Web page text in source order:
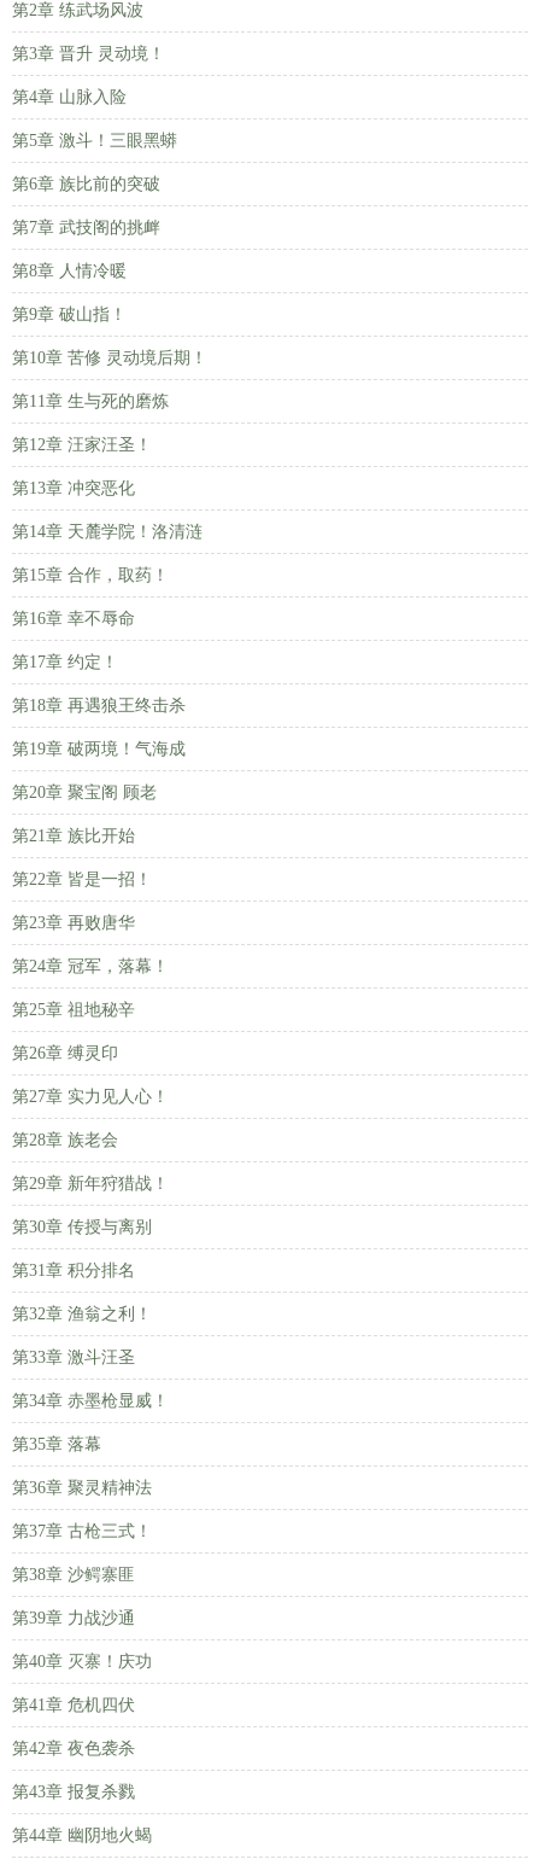
第2章 练武场风波
第3章 晋升 灵动境！
第4章 山脉入险
第5章 激斗！三眼黑蟒
第6章 族比前的突破
第7章 武技阁的挑衅
第8章 人情冷暖
第9章 破山指！
第10章 苦修 灵动境后期！
第11章 生与死的磨炼
第12章 汪家汪圣！
第13章 冲突恶化
第14章 天麓学院！洛清涟
第15章 合作，取药！
第16章 幸不辱命
第17章 约定！
第18章 再遇狼王终击杀
第19章 破两境！气海成
第20章 聚宝阁 顾老
第21章 族比开始
第22章 皆是一招！
第23章 再败唐华
第24章 冠军，落幕！
第25章 祖地秘辛
第26章 缚灵印
第27章 实力见人心！
第28章 族老会
第29章 新年狩猎战！
第30章 传授与离别
第31章 积分排名
第32章 渔翁之利！
第33章 激斗汪圣
第34章 赤墨枪显威！
第35章 落幕
第36章 聚灵精神法
第37章 古枪三式！
第38章 沙鳄寨匪
第39章 力战沙通
第40章 灭寨！庆功
第41章 危机四伏
第42章 夜色袭杀
第43章 报复杀戮
第44章 幽阴地火蝎